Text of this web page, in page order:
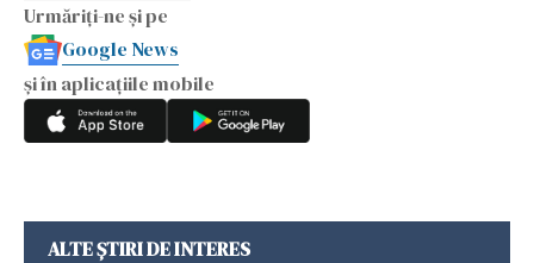
Urmăriți-ne și pe
Google News
și în aplicațiile mobile
ALTE ȘTIRI DE INTERES